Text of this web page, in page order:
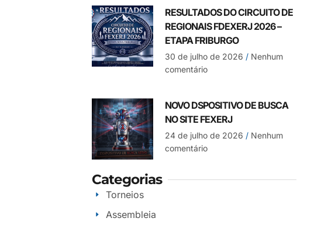
RESULTADOS DO CIRCUITO DE
REGIONAIS FDEXERJ 2026 –
ETAPA FRIBURGO
30 de julho de 2026 Nenhum
comentário
NOVO DSPOSITIVO DE BUSCA
NO SITE FEXERJ
24 de julho de 2026 Nenhum
comentário
Categorias
Torneios
Assembleia